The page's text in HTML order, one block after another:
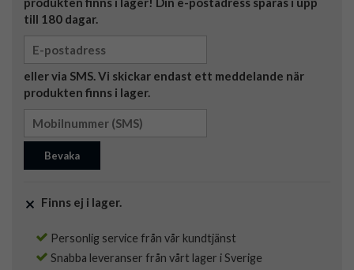
till 180 dagar.
eller via SMS. Vi skickar endast ett meddelande när
produkten finns i lager.
Bevaka
Finns ej i lager.
Personlig service från vår kundtjänst
Snabba leveranser från vårt lager i Sverige